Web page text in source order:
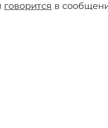
говорится в